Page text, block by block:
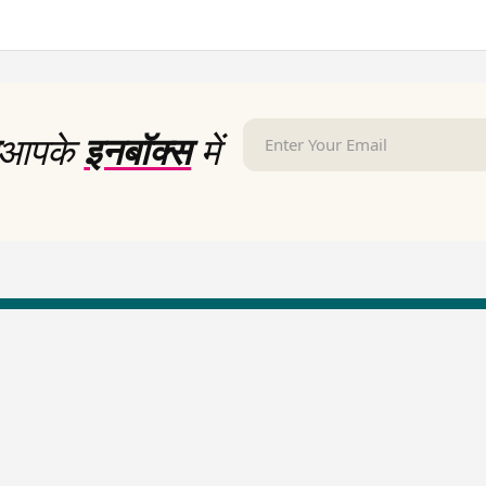
इनबॉक्समें